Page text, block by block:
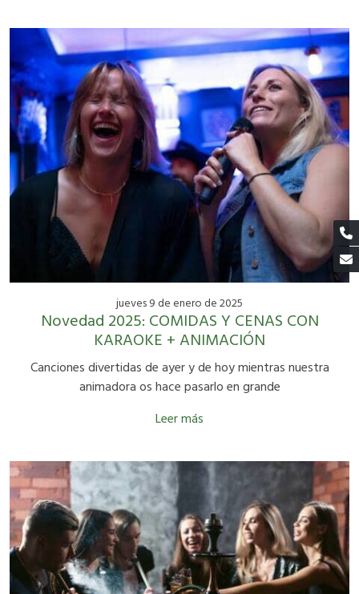
jueves 9 de enero de 2025
Novedad 2025: COMIDAS Y CENAS CON
KARAOKE + ANIMACIÓN
Canciones divertidas de ayer y de hoy mientras nuestra
animadora os hace pasarlo en grande
Leer más